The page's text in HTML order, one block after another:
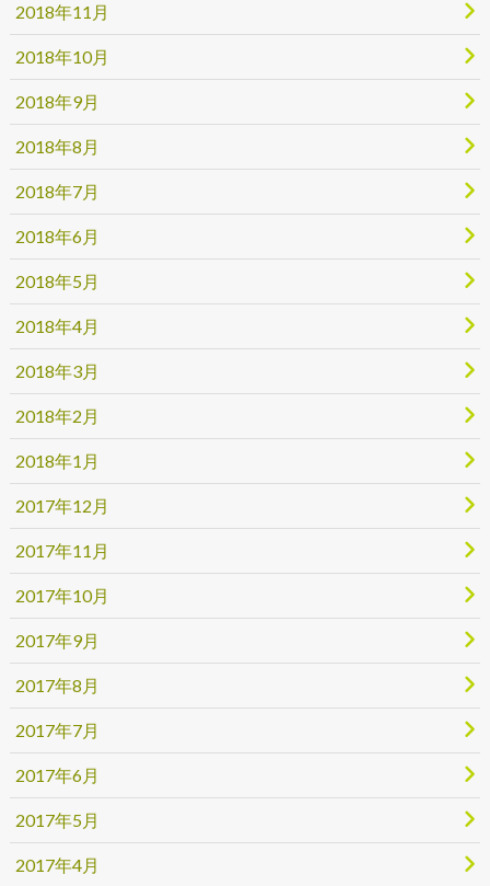
2018年11月
2018年10月
2018年9月
2018年8月
2018年7月
2018年6月
2018年5月
2018年4月
2018年3月
2018年2月
2018年1月
2017年12月
2017年11月
2017年10月
2017年9月
2017年8月
2017年7月
2017年6月
2017年5月
2017年4月